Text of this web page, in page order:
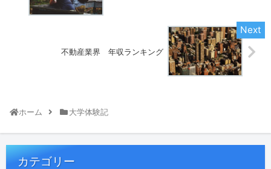
不動産業界 年収ランキング
ホーム 大学体験記
カテゴリー